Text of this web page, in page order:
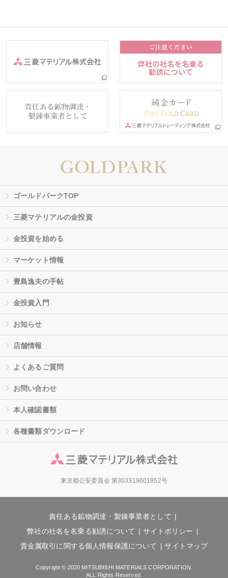
ゴールドパークTOP
三菱マテリアルの金投資
金投資を始める
マーケット情報
豊島逸夫の手帖
金投資入門
お知らせ
店舗情報
よくあるご質問
お問い合わせ
本人確認書類
各種書類ダウンロード
東京都公安委員会 第303319601852号
責任ある鉱物調達・製錬事業者として
弊社の社名を名乗る勧誘について
サイトポリシー
貴金属取引に関する個人情報保護について
サイトマップ
Copyright © 2020 MITSUBISHI MATERIALS CORPORATION.
ALL Rights Reserved.